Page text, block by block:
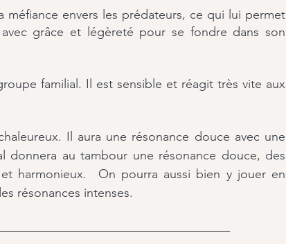
envers les prédateurs, ce qui lui permet
grâce et légèreté pour se fondre dans son
familial . Il est sensible et réagit très vite aux
Il aura une résonance douce avec une
donnera au tambour une résonance douce, des
harmonieux. On pourra aussi bien y joueren
résonances intenses.